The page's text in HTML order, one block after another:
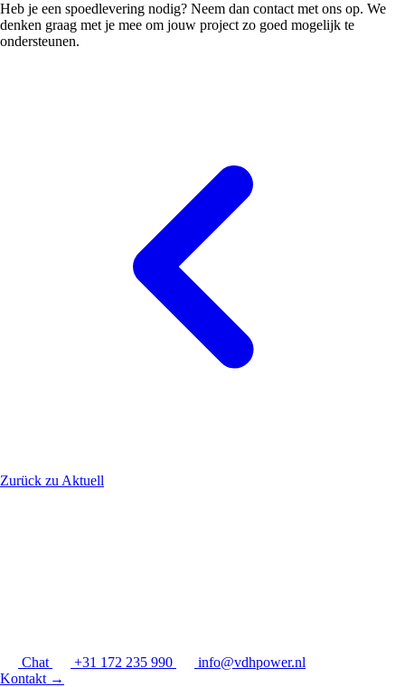
Heb je een spoedlevering nodig? Neem dan contact met ons op. We
denken graag met je mee om jouw project zo goed mogelijk te
ondersteunen.
Zurück zu Aktuell
Chat +31 172 235 990
info@vdhpower.nl
Kontakt →